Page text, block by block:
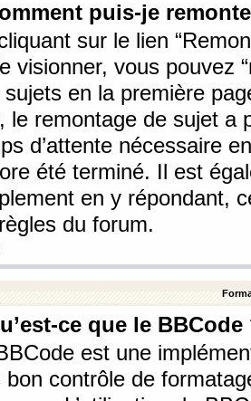
puis-je
sur le lien
visionner, vous pouvez
sujets en la première
le remontage de sujet a
d’attente nécessaire
été terminé. Il est
en y répondant,
du forum.
ce que le BBCode
est une
bon contrôle de